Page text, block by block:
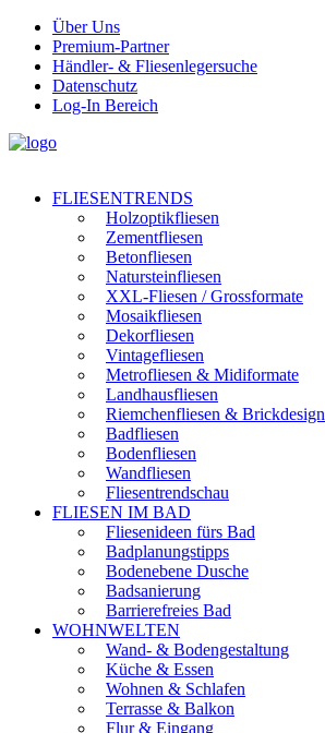
Über Uns
Premium-Partner
Händler- & Fliesenlegersuche
Datenschutz
Log-In Bereich
FLIESENTRENDS
Holzoptikfliesen
Zementfliesen
Betonfliesen
Natursteinfliesen
XXL-Fliesen / Grossformate
Mosaikfliesen
Dekorfliesen
Vintagefliesen
Metrofliesen & Midiformate
Landhausfliesen
Riemchenfliesen & Brickdesign
Badfliesen
Bodenfliesen
Wandfliesen
Fliesentrendschau
FLIESEN IM BAD
Fliesenideen fürs Bad
Badplanungstipps
Bodenebene Dusche
Badsanierung
Barrierefreies Bad
WOHNWELTEN
Wand- & Bodengestaltung
Küche & Essen
Wohnen & Schlafen
Terrasse & Balkon
Flur & Eingang